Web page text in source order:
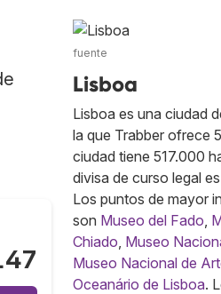
fuente
Lisboa
Lisboa es una ciudad
la que Trabber ofrece
ciudad tiene 517.000
divisa de curso legal
Los puntos de mayor
son Museo del Fado,
Chiado, Museo
Museo Nacional de
Oceanário de Lisboa.